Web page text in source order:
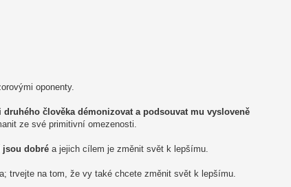
oponenty.
druhého člověka démonizovat a podsouvat mu vysloveně
ze své primitivní omezenosti.
dobré a jejich cílem je změnit svět k lepšímu.
trvejte na tom, že vy také chcete změnit svět k lepšímu.